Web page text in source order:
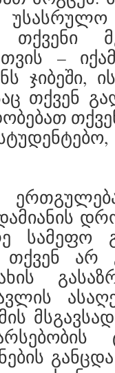
–
ჯიბეში,
თქვენ
სამეფო
თქვენ არ